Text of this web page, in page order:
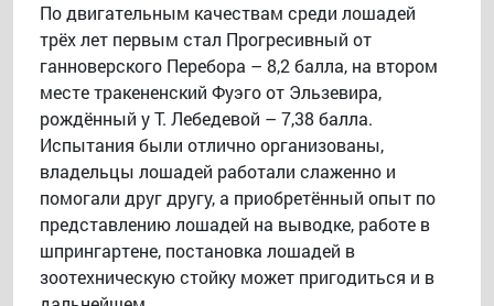
По двигательным качествам среди лошадей
трёх лет первым стал Прогресивный от
ганноверского Перебора – 8,2 балла, на втором
месте тракененский Фуэго от Эльзевира,
рождённый у Т. Лебедевой – 7,38 балла.
Испытания были отлично организованы,
владельцы лошадей работали слаженно и
помогали друг другу, а приобретённый опыт по
представлению лошадей на выводке, работе в
шпрингартене, постановка лошадей в
зоотехническую стойку может пригодиться и в